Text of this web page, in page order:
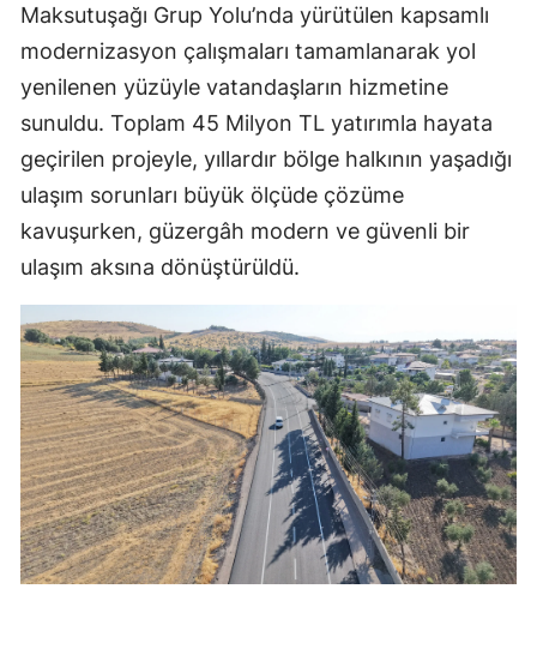
Maksutuşağı Grup Yolu’nda yürütülen kapsamlı
modernizasyon çalışmaları tamamlanarak yol
yenilenen yüzüyle vatandaşların hizmetine
sunuldu. Toplam 45 Milyon TL yatırımla hayata
geçirilen projeyle, yıllardır bölge halkının yaşadığı
ulaşım sorunları büyük ölçüde çözüme
kavuşurken, güzergâh modern ve güvenli bir
ulaşım aksına dönüştürüldü.